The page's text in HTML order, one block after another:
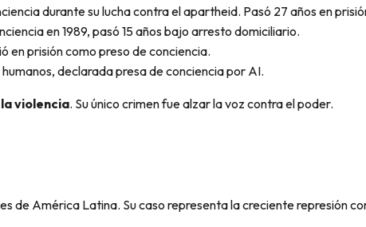
durante su lucha contra el apartheid. Pasó 27 años en
en 1989, pasó 15 años bajo arresto domiciliario.
en prisión como preso de conciencia.
declarada presa de conciencia por AI.
violencia. Su único crimen fue alzar la voz contra el poder.
de América Latina. Su caso representa la creciente represión